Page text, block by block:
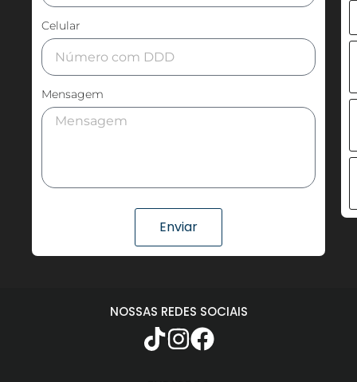
Celular
Mensagem
Enviar
NOSSAS REDES SOCIAIS